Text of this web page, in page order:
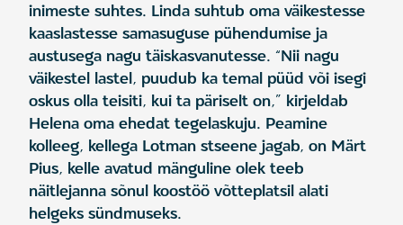
inimeste suhtes. Linda suhtub oma väikestesse
kaaslastesse samasuguse pühendumise ja
austusega nagu täiskasvanutesse. “Nii nagu
väikestel lastel, puudub ka temal püüd või isegi
oskus olla teisiti, kui ta päriselt on,” kirjeldab
Helena oma ehedat tegelaskuju. Peamine
kolleeg, kellega Lotman stseene jagab, on Märt
Pius, kelle avatud mänguline olek teeb
näitlejanna sõnul koostöö võtteplatsil alati
helgeks sündmuseks.